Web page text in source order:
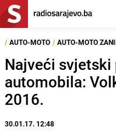
/ AUTO-MOTO / AUTO-MOTO
Najveći
automobila:
2016.
30.01.17. 12:48